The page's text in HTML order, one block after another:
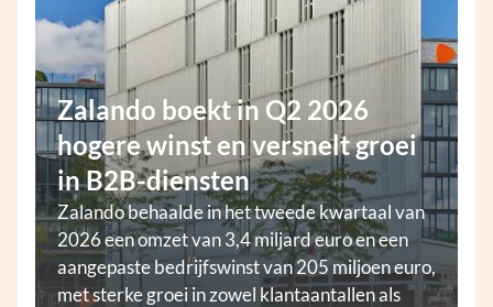
Zalando boekt in Q2 2026
hogere winst en versnelt groei
in B2B-diensten
Zalando behaalde in het tweede kwartaal van
2026 een omzet van 3,4 miljard euro en een
aangepaste bedrijfswinst van 205 miljoen euro,
met sterke groei in zowel klantaantallen als